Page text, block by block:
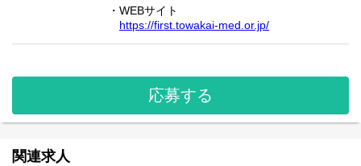
・WEBサイト
https://first.towakai-med.or.jp/
応募する
関連求人